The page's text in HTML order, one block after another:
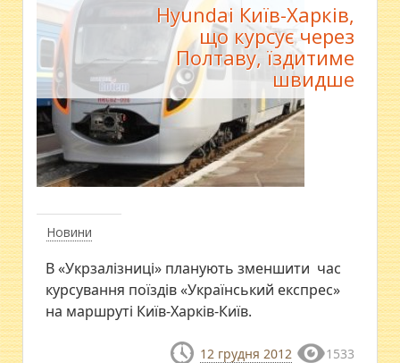
Новини
Hyundai Київ-Харків,
що курсує через
Полтаву, їздитиме
швидше
В «Укрзалізниці» планують зменшити час
курсування поїздів «Український експрес»
на маршруті Київ-Харків-Київ.
12 грудня 2012 1533